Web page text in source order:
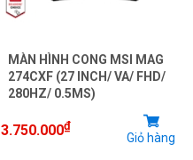
MÀN HÌNH CONG MSI MAG
274CXF (27 INCH/ VA/ FHD/
280HZ/ 0.5MS)
3.750.000₫
Giỏ hàng